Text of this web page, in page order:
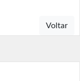
Voltar